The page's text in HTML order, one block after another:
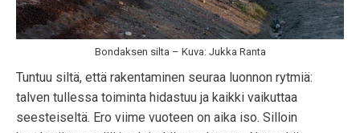
Bondaksen silta – Kuva: Jukka Ranta
Tuntuu siltä, että rakentaminen seuraa luonnon rytmiä:
talven tullessa toiminta hidastuu ja kaikki vaikuttaa
seesteiseltä. Ero viime vuoteen on aika iso. Silloin